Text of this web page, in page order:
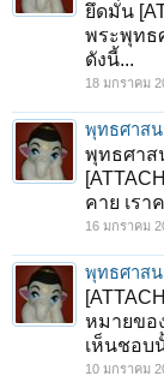
ยึดมั่น
พระพุทธ
ดังนี้...
18 มกราคม
พุทธศาสน
พุทธศาส
คาย เรา
16 มกราคม
พุทธศาส
หมายขอ
เห็นชอบ
10 มกราคม